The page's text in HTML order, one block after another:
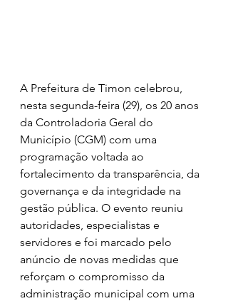
A Prefeitura de Timon celebrou,
nesta segunda-feira (29), os 20 anos
da Controladoria Geral do
Município (CGM) com uma
programação voltada ao
fortalecimento da transparência, da
governança e da integridade na
gestão pública. O evento reuniu
autoridades, especialistas e
servidores e foi marcado pelo
anúncio de novas medidas que
reforçam o compromisso da
administração municipal com uma